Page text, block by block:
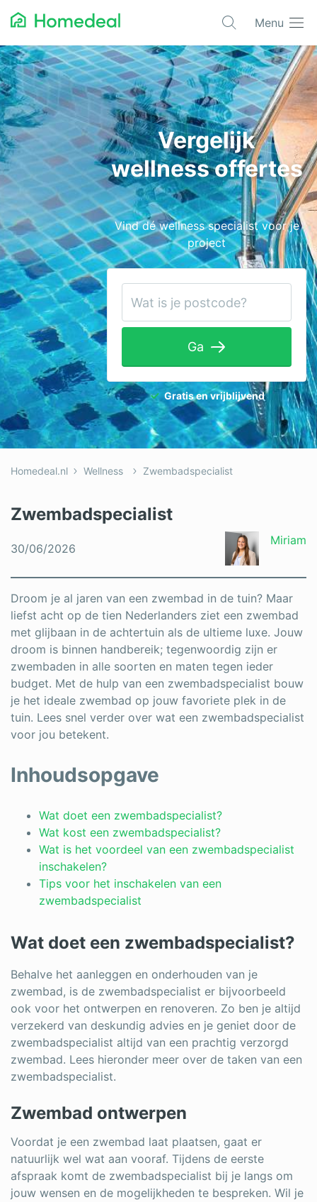
Menu
Populaire projecten
Asbest verwijderen
Dakbedekking
Dakkapel
Glas
Isolatie
Kozijnen
Laadpalen
Schilderwerk
Tuinaanleg
Ventilatie
Warmtepomp
Wellness
Zonnepanelen
Overige projecten
Vergelijk
wellness offertes
Vind dé wellness specialist voor je
project
Ga
Gratis en vrijblijvend
Homedeal.nl Wellness Zwembadspecialist
Zwembadspecialist
30/06/2026
Miriam
Droom je al jaren van een zwembad in de tuin? Maar
liefst acht op de tien Nederlanders ziet een zwembad
met glijbaan in de achtertuin als de ultieme luxe. Jouw
droom is binnen handbereik; tegenwoordig zijn er
zwembaden in alle soorten en maten tegen ieder
budget. Met de hulp van een zwembadspecialist bouw
je het ideale zwembad op jouw favoriete plek in de
tuin. Lees snel verder over wat een zwembadspecialist
voor jou betekent.
Inhoudsopgave
Wat doet een zwembadspecialist?
Wat kost een zwembadspecialist?
Wat is het voordeel van een zwembadspecialist
inschakelen?
Tips voor het inschakelen van een
zwembadspecialist
Wat doet een zwembadspecialist?
Behalve het aanleggen en onderhouden van je
zwembad, is de zwembadspecialist er bijvoorbeeld
ook voor het ontwerpen en renoveren. Zo ben je altijd
verzekerd van deskundig advies en je geniet door de
zwembadspecialist altijd van een prachtig verzorgd
zwembad. Lees hieronder meer over de taken van een
zwembadspecialist.
Zwembad ontwerpen
Voordat je een zwembad laat plaatsen, gaat er
natuurlijk wel wat aan vooraf. Tijdens de eerste
afspraak komt de zwembadspecialist bij je langs om
jouw wensen en de mogelijkheden te bespreken. Wil je